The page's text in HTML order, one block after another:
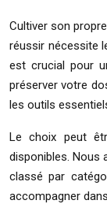
Cultiver son
réussir nécessite
est crucial pour
préserver votre
les outils
Le choix peut
disponibles. Nous
classé par
accompagner